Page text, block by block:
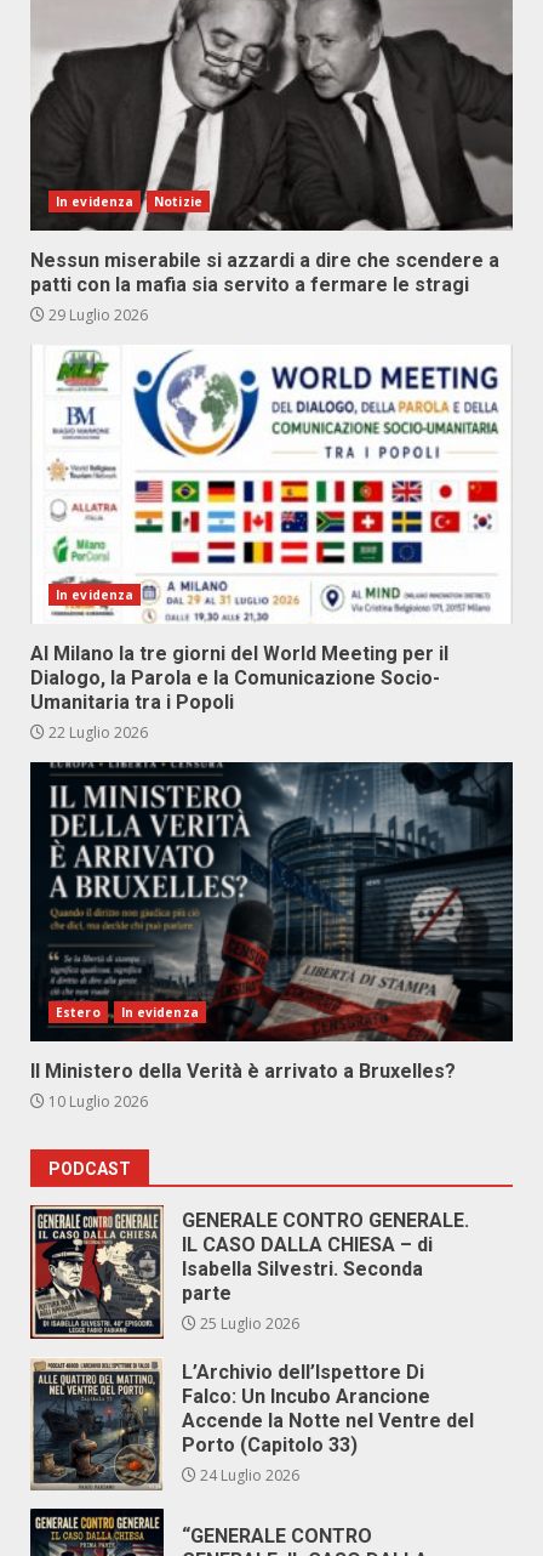
In evidenza Notizie
Nessun miserabile si azzardi a dire che scendere a
patti con la mafia sia servito a fermare le stragi
29 Luglio 2026
In evidenza
Al Milano la tre giorni del World Meeting per il
Dialogo, la Parola e la Comunicazione Socio-
Umanitaria tra i Popoli
22 Luglio 2026
Estero In evidenza
Il Ministero della Verità è arrivato a Bruxelles?
10 Luglio 2026
PODCAST
GENERALE CONTRO GENERALE.
IL CASO DALLA CHIESA – di
Isabella Silvestri. Seconda
parte
25 Luglio 2026
L’Archivio dell’Ispettore Di
Falco: Un Incubo Arancione
Accende la Notte nel Ventre del
Porto (Capitolo 33)
24 Luglio 2026
“GENERALE CONTRO